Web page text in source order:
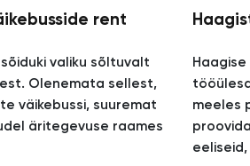
rent
valiku sõltuvalt
Olenemata sellest,
väikebussi, suuremat
äritegevuse raames
meeles